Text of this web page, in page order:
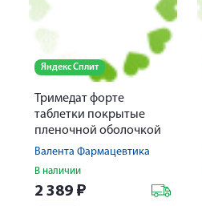
Яндекс Сплит
Тримедат форте
таблетки покрытые
пленочной оболочкой
пролонг. 300мг №60
Валента Фармацевтика
В наличии
2 389 ₽